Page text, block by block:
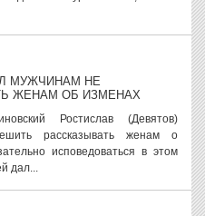
МУЖЧИНАМ НЕ
ЖЕНАМ ОБ ИЗМЕНАХ
Ростислав (Девятов)
рассказывать женам о
исповедоваться в этом
дал...